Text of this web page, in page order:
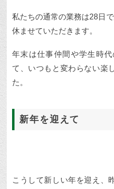
私たちの通常の業務は28日
休ませていただきます。
年末は仕事仲間や学生時
て、いつもと変わらない楽
た。
新年を迎えて
こうして新しい年を迎え、